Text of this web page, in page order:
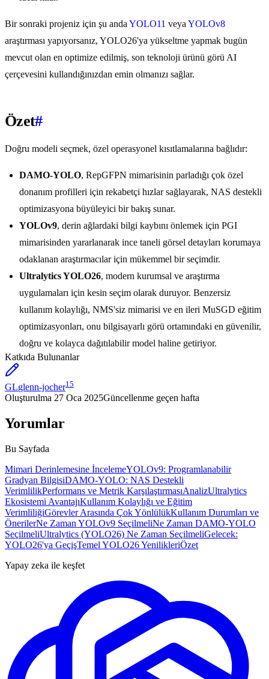
Bir sonraki projeniz için şu anda YOLO11 veya YOLOv8
araştırması yapıyorsanız, YOLO26'ya yükseltme yapmak bugün
mevcut olan en optimize edilmiş, son teknoloji ürünü görü AI
çerçevesini kullandığınızdan emin olmanızı sağlar.
Özet#
Doğru modeli seçmek, özel operasyonel kısıtlamalarına bağlıdır:
DAMO-YOLO, RepGFPN mimarisinin parladığı çok özel
donanım profilleri için rekabetçi hızlar sağlayarak, NAS destekli
optimizasyona büyüleyici bir bakış sunar.
YOLOv9, derin ağlardaki bilgi kaybını önlemek için PGI
mimarisinden yararlanarak ince taneli görsel detayları korumaya
odaklanan araştırmacılar için mükemmel bir seçimdir.
Ultralytics YOLO26, modern kurumsal ve araştırma
uygulamaları için kesin seçim olarak duruyor. Benzersiz
kullanım kolaylığı, NMS'siz mimarisi ve en ileri MuSGD eğitim
optimizasyonları, onu bilgisayarlı görü ortamındaki en güvenilir,
doğru ve kolayca dağıtılabilir model haline getiriyor.
Katkıda Bulunanlar
GLglenn-jocher15
Oluşturulma 27 Oca 2025Güncellenme geçen hafta
Yorumlar
Bu Sayfada
Mimari Derinlemesine İncelemeYOLOv9: Programlanabilir
Gradyan BilgisiDAMO-YOLO: NAS Destekli
VerimlilikPerformans ve Metrik KarşılaştırmasıAnalizUltralytics
Ekosistemi AvantajıKullanım Kolaylığı ve Eğitim
VerimliliğiGörevler Arasında Çok YönlülükKullanım Durumları ve
ÖnerilerNe Zaman YOLOv9 SeçilmeliNe Zaman DAMO-YOLO
SeçilmeliUltralytics (YOLO26) Ne Zaman SeçilmeliGelecek:
YOLO26'ya GeçişTemel YOLO26 YenilikleriÖzet
Yapay zeka ile keşfet